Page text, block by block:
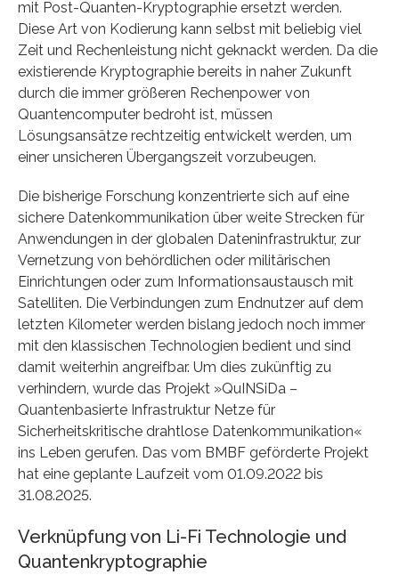
mit Post-Quanten-Kryptographie ersetzt werden.
Diese Art von Kodierung kann selbst mit beliebig viel
Zeit und Rechenleistung nicht geknackt werden. Da die
existierende Kryptographie bereits in naher Zukunft
durch die immer größeren Rechenpower von
Quantencomputer bedroht ist, müssen
Lösungsansätze rechtzeitig entwickelt werden, um
einer unsicheren Übergangszeit vorzubeugen.
Die bisherige Forschung konzentrierte sich auf eine
sichere Datenkommunikation über weite Strecken für
Anwendungen in der globalen Dateninfrastruktur, zur
Vernetzung von behördlichen oder militärischen
Einrichtungen oder zum Informationsaustausch mit
Satelliten. Die Verbindungen zum Endnutzer auf dem
letzten Kilometer werden bislang jedoch noch immer
mit den klassischen Technologien bedient und sind
damit weiterhin angreifbar. Um dies zukünftig zu
verhindern, wurde das Projekt »QuINSiDa –
Quantenbasierte Infrastruktur Netze für
Sicherheitskritische drahtlose Datenkommunikation«
ins Leben gerufen. Das vom BMBF geförderte Projekt
hat eine geplante Laufzeit vom 01.09.2022 bis
31.08.2025.
Verknüpfung von Li-Fi Technologie und
Quantenkryptographie